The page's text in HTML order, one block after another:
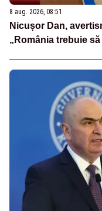
8 aug. 2026, 08:51
Nicușor Dan,
„România trebuie